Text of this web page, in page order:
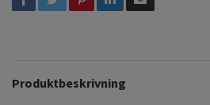
Produktbeskrivning